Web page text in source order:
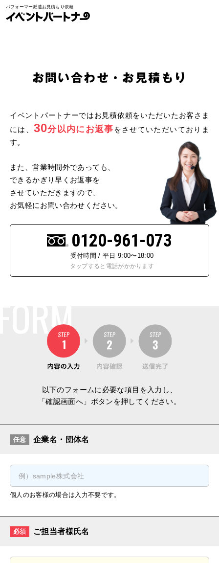
パフォーマー派遣お見積もり依頼
お問い合わせ・お見積もり
イベントパートナーではお見積依頼をいただいたお客さま
には、30分以内にお返事 をさせていただいておりま
す。
また、営業時間外であっても、
できるかぎり早くお返事を
させていただきますので、
お気軽にお問い合わせください。
0120-961-073
受付時間 / 平日 9:00〜18:00
タップすると電話がかかります
以下のフォームに必要な項目を入力し、
「確認画面へ」ボタンを押してください。
任意 企業名・団体名
個人のお客様の場合は入力不要です。
必須 ご担当者様氏名